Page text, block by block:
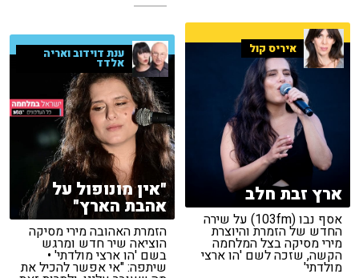
איריס קול
ארץ זבת חלב
אסף נבו (103fm) על שירה
החדש של הזמרת והיוצרת
מירי מסיקה בצל המלחמה
הקשה, שזכה לשם 'הו ארצי
מולדתי'
ענת דוידוב ואריה
אלדד
"אין מונופול על
אהבת הארץ"
הזמרת האהובה מירי מסיקה
הוציאה שיר חדש ומרגש
בשם 'הו ארצי מולדתי' •
שיתפה: "אי אפשר להכיל את